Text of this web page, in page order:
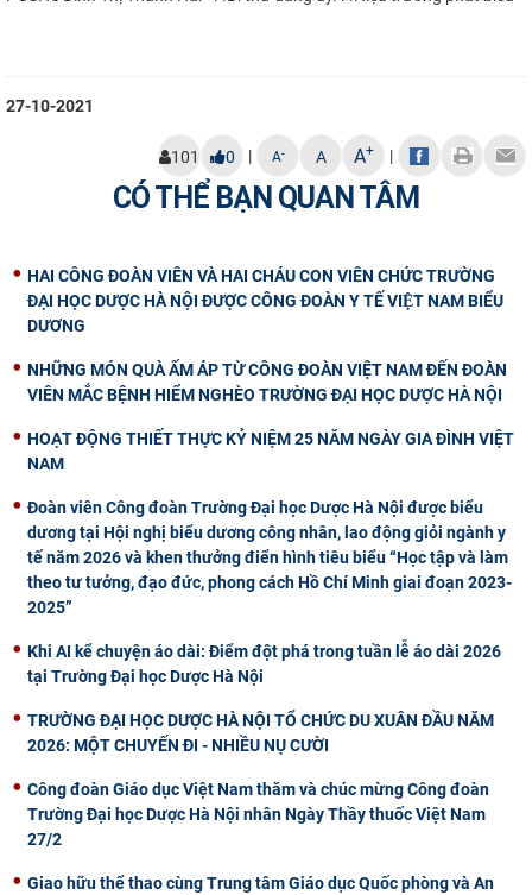
27-10-2021
101 0 | A- A A+ |
CÓ THỂ BẠN QUAN TÂM
HAI CÔNG ĐOÀN VIÊN VÀ HAI CHÁU CON VIÊN CHỨC TRƯỜNG
ĐẠI HỌC DƯỢC HÀ NỘI ĐƯỢC CÔNG ĐOÀN Y TẾ VIỆT NAM BIỂU
DƯƠNG
NHỮNG MÓN QUÀ ẤM ÁP TỪ CÔNG ĐOÀN VIỆT NAM ĐẾN ĐOÀN
VIÊN MẮC BỆNH HIỂM NGHÈO TRƯỜNG ĐẠI HỌC DƯỢC HÀ NỘI
HOẠT ĐỘNG THIẾT THỰC KỶ NIỆM 25 NĂM NGÀY GIA ĐÌNH VIỆT
NAM
Đoàn viên Công đoàn Trường Đại học Dược Hà Nội được biểu
dương tại Hội nghị biểu dương công nhân, lao động giỏi ngành y
tế năm 2026 và khen thưởng điển hình tiêu biểu “Học tập và làm
theo tư tưởng, đạo đức, phong cách Hồ Chí Minh giai đoạn 2023-
2025”
Khi AI kể chuyện áo dài: Điểm đột phá trong tuần lễ áo dài 2026
tại Trường Đại học Dược Hà Nội
TRƯỜNG ĐẠI HỌC DƯỢC HÀ NỘI TỔ CHỨC DU XUÂN ĐẦU NĂM
2026: MỘT CHUYẾN ĐI - NHIỀU NỤ CƯỜI
Công đoàn Giáo dục Việt Nam thăm và chúc mừng Công đoàn
Trường Đại học Dược Hà Nội nhân Ngày Thầy thuốc Việt Nam
27/2
Giao hữu thể thao cùng Trung tâm Giáo dục Quốc phòng và An